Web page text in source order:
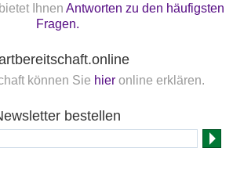
Ihnen Antworten zu den häufigsten
Fragen.
können Sie hier online erklären.
bestellen